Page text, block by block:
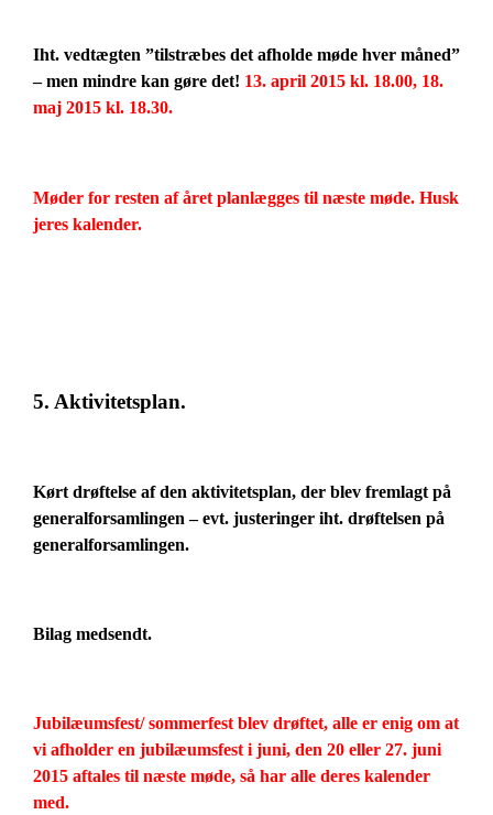
Iht. vedtægten ”tilstræbes det afholde møde hver måned”
– men mindre kan gøre det! 13. april 2015 kl. 18.00, 18.
maj 2015 kl. 18.30.
Møder for resten af året planlægges til næste møde. Husk
jeres kalender.
5. Aktivitetsplan.
Kørt drøftelse af den aktivitetsplan, der blev fremlagt på
generalforsamlingen – evt. justeringer iht. drøftelsen på
generalforsamlingen.
Bilag medsendt.
Jubilæumsfest/ sommerfest blev drøftet, alle er enig om at
vi afholder en jubilæumsfest i juni, den 20 eller 27. juni
2015 aftales til næste møde, så har alle deres kalender
med.